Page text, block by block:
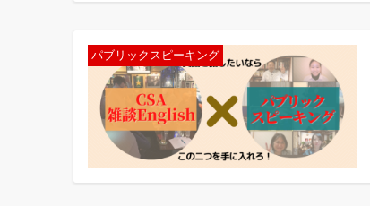
パブリックスピーキング